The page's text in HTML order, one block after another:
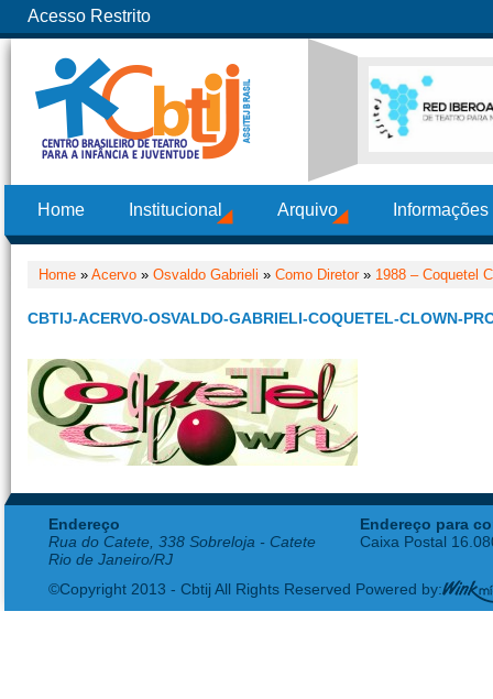
Acesso Restrito
Home Institucional Arquivo
Home » Acervo » Osvaldo Gabrieli » Como Diretor» 1988 – Coquetel
CBTIJ-ACERVO-OSVALDO-GABRIELI-COQUETEL-CLOWN-
Endereço
Rua do Catete, 338 Sobreloja - Catete
Rio de Janeiro/RJ
Endereço para
Caixa Postal
©Copyright 2013 - Cbtij All Rights Reserved Powered by: